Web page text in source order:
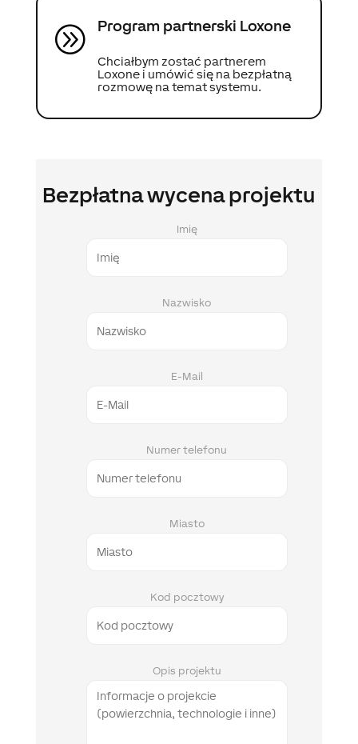
A Program partnerski Loxone
Chciałbym zostać partnerem
Loxone i umówić się na bezpłatną
rozmowę na temat systemu.
Bezpłatna wycena projektu
Imię
Nazwisko
E-Mail
Numer telefonu
Miasto
Kod pocztowy
Opis projektu